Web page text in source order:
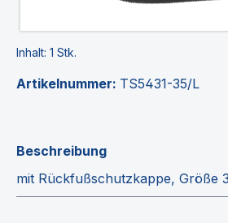
Inhalt: 1 Stk.
Artikelnummer: TS5431-35/L
Beschreibung
mit Rückfußschutzkappe, Größe